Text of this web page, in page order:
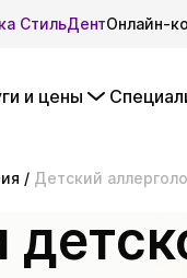
СтильДентОнлайн-
и цены
/ Детский